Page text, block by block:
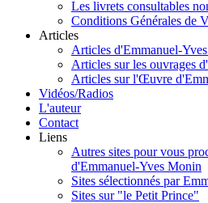
Les livrets consultables
Conditions Générales de
Articles
Articles d'Emmanuel-
Articles sur les ouvrages
Articles sur l'Œuvre
Vidéos/Radios
L'auteur
Contact
Liens
Autres sites pour vous
d'Emmanuel-Yves Monin
Sites sélectionnés par
Sites sur "le Petit Prince"